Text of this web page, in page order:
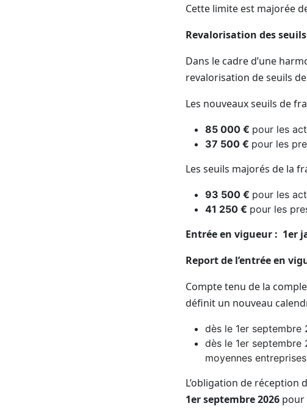
Cette limite est majorée
Revalorisation des
Dans le cadre d’une
revalorisation de seuils
Les nouveaux seuils de
85 000 € pour les
37 500 € pour les
Les seuils majorés de la
93 500 € pour les
41 250 € pour les
Entrée en vigueur : 1er
Report de l’entrée en
Compte tenu de la
définit un nouveau
dès le 1er
dès le 1er
moyennes
L’obligation de
1erseptembre 2026 pour